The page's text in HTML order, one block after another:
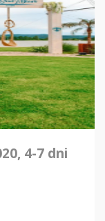
4-7 dni